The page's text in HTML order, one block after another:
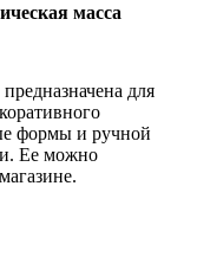
масса
для
формы и ручной
Ее можно